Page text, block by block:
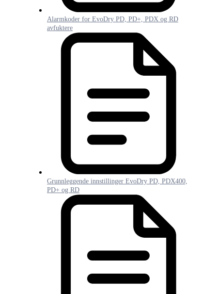
Alarmkoder for EvoDry PD, PD+, PDX og RD
avfuktere
Grunnleggende innstillinger EvoDry PD, PDX400,
PD+ og RD